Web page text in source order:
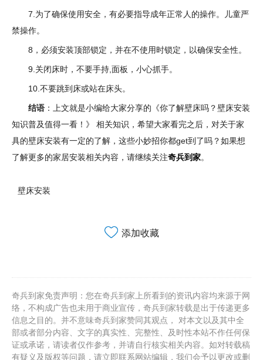
7.为了确保使用安全，有必要指导成年正常人的操作。儿童严
禁操作。
8，必须安装顶部锁定，并在不使用时锁定，以确保安全性。
9.关闭床时，不要手持,面板，小心抓手。
10.不要跳到床或站在床头。
结语 ：上文就是小编给大家分享的《你了解壁床吗？壁床安装
知识普及值得一看！》 相关知识，希望大家看完之后，对关于家
具的壁床安装有一定的了解，这些小妙招你都get到了吗？如果想
了解更多的家居安装相关内容，请继续关注奇兵到家。
壁床安装
添加收藏
奇兵到家免责声明：您在奇兵到家上所看到的资讯内容均来源于网
络，不构成广告也未用于商业宣传，奇兵到家转载是出于传递更多
信息之目的。并不意味奇兵到家赞同其观点， 对本文以及其中全
部或者部分内容、文字的真实性、完整性、及时性本站不作任何保
证或承诺，请读者仅作参考，并请自行核实相关内容。如对转载稿
有疑义及版权等问题，请立即联系网站编辑，我们会予以更改或删